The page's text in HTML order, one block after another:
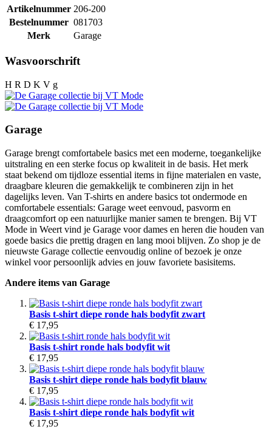
Artikelnummer 206-200
Bestelnummer 081703
Merk
Garage
Wasvoorschrift
H R D K V g
Garage
Garage brengt comfortabele basics met een moderne, toegankelijke
uitstraling en een sterke focus op kwaliteit in de basis. Het merk
staat bekend om tijdloze essential items in fijne materialen en vaste,
draagbare kleuren die gemakkelijk te combineren zijn in het
dagelijks leven. Van T-shirts en andere basics tot ondermode en
comfortabele essentials: Garage weet eenvoud, pasvorm en
draagcomfort op een natuurlijke manier samen te brengen. Bij VT
Mode in Weert vind je Garage voor dames en heren die houden van
goede basics die prettig dragen en lang mooi blijven. Zo shop je de
nieuwste Garage collectie eenvoudig online of bezoek je onze
winkel voor persoonlijk advies en jouw favoriete basisitems.
Andere items van Garage
Basis t-shirt diepe ronde hals bodyfit zwart
€ 17,95
Basis t-shirt ronde hals bodyfit wit
€ 17,95
Basis t-shirt diepe ronde hals bodyfit blauw
€ 17,95
Basis t-shirt diepe ronde hals bodyfit wit
€ 17,95